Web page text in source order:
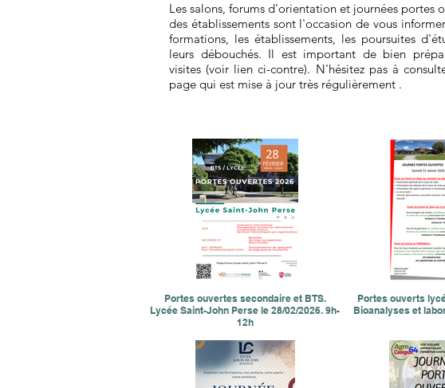
Les salons, forums d'orientation et journées portes
des établissements sont l'occasion de vous
formations, les établissements, les poursuites
leurs débouchés. Il est important de bien
visites (voir lien ci-contre). N'hésitez pas à
page qui est mise à jour très régulièrement .
Portes ouvertes secondaire et BTS.
Lycée Saint-John Perse le 28/02/2026. 9h-
12h
Portes ouverts
Bioanalyses et